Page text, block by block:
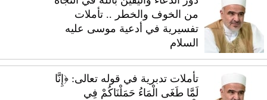
من الخوف والخطر .. تأملات
تفسيرية في أدعية موسى عليه
السلام
تأملات تدبرية في قوله تعالى: ﴿إِنَّا
لَمَّا طَغَى الْمَاءُ حَمَلْنَاكُمْ فِي